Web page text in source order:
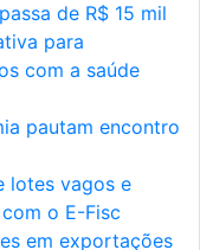
de R$ 15 mil
para
com a saúde
pautam encontro
lotes vagos e
o E-Fisc
em exportações